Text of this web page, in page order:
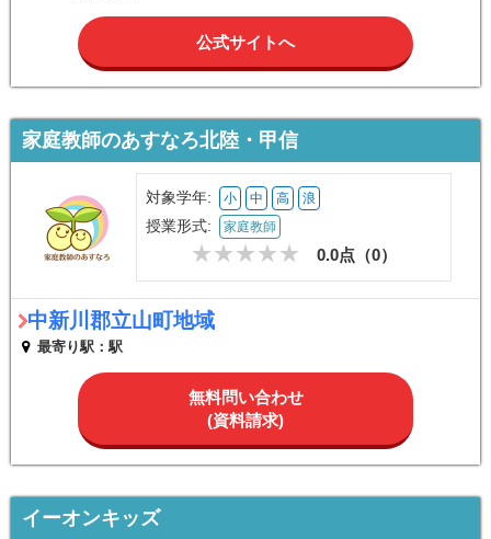
公式サイトへ
家庭教師のあすなろ北陸・甲信
対象学年: 小 中 高 浪
授業形式: 家庭教師
0.0点（0）
中新川郡立山町地域
最寄り駅：駅
無料問い合わせ
(資料請求)
イーオンキッズ